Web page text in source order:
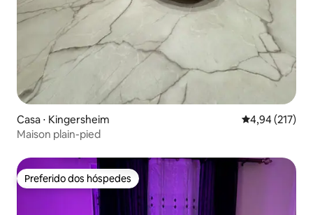
Casa ⋅ Kingersheim 4,94 de uma
4,94 (217)
Maison plain-pied
Preferido dos hóspedes
Preferido dos hóspedes